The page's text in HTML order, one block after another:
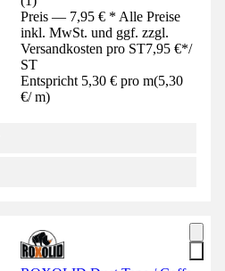
Preis — 7,95 € * Alle Preise
inkl. MwSt. und ggf. zzgl.
Versandkosten pro ST7,95 €*/
ST
Entspricht 5,30 € pro m(5,30
€/ m)